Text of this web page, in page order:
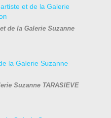
de la Galerie Suzanne
Suzanne TARASIEVE